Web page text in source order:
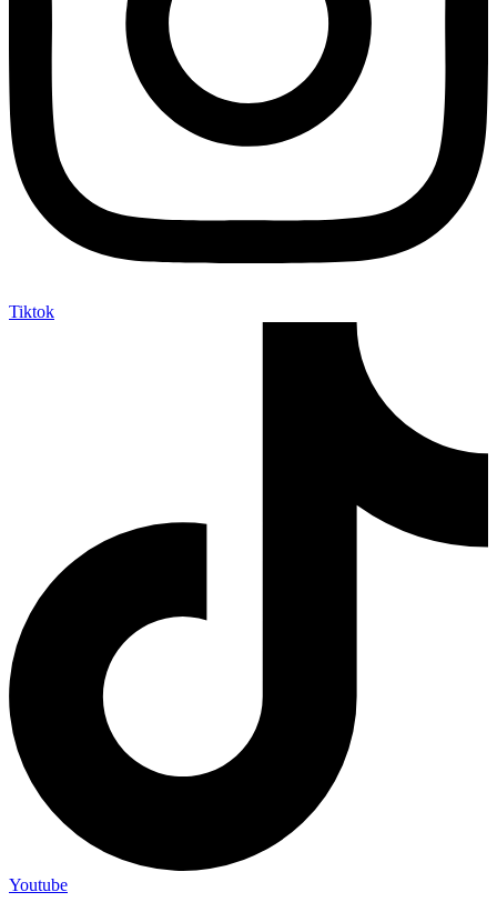
Tiktok
Youtube